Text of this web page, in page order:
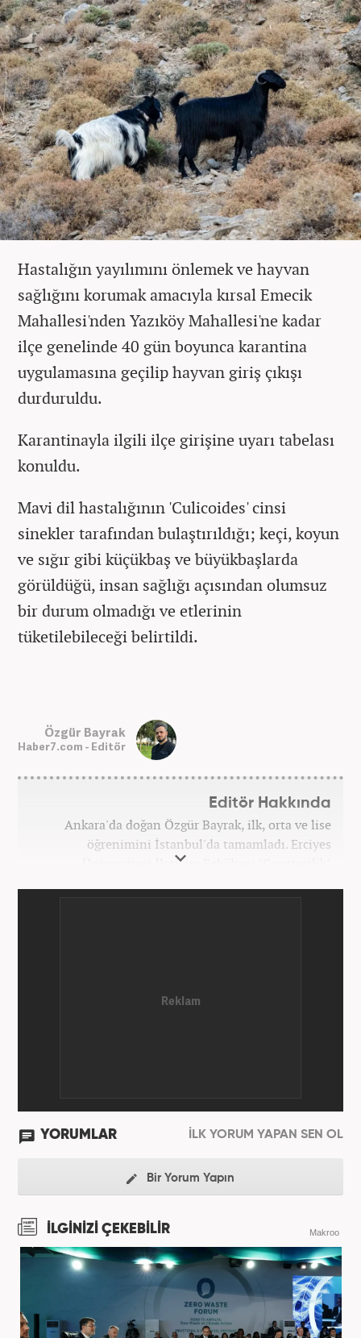
Hastalığın yayılımını önlemek ve hayvan
sağlığını korumak amacıyla kırsal Emecik
Mahallesi'nden Yazıköy Mahallesi'ne kadar
ilçe genelinde 40 gün boyunca karantina
uygulamasına geçilip hayvan giriş çıkışı
durduruldu.
Karantinayla ilgili ilçe girişine uyarı tabelası
konuldu.
Mavi dil hastalığının 'Culicoides' cinsi
sinekler tarafından bulaştırıldığı; keçi, koyun
ve sığır gibi küçükbaş ve büyükbaşlarda
görüldüğü, insan sağlığı açısından olumsuz
bir durum olmadığı ve etlerinin
tüketilebileceği belirtildi.
Özgür Bayrak
Haber7.com - Editör
Editör Hakkında
Ankara'da doğan Özgür Bayrak, ilk, orta ve lise
öğrenimini İstanbul'da tamamladı. Erciyes
Üniversitesi İletişim Fakültesi "Gazetecilik"
birlikte galeri ve video hazırladı. 2019'un Şubat
YORUMLAR İLK YORUM YAPAN SEN OL
Bir Yorum Yapın
İLGİNİZİ ÇEKEBİLİR Makroo